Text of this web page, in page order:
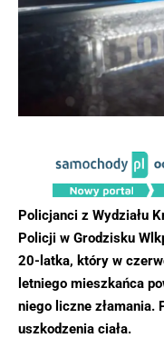
Policjanci z Wydziału
Policji w Grodzisku
20-latka, który w
letniego mieszkańca
niego liczne złamania.
uszkodzenia ciała.